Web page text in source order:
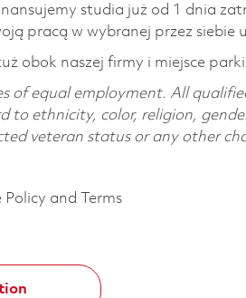
studia już od 1 dnia
pracą w wybranej przez siebie
obok naszej firmy i miejsce
of equal employment. All
to ethnicity, color, religion,
veteran status or any other
and Terms